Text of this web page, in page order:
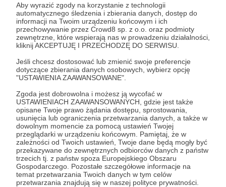
Aby wyrazić zgody na korzystanie z technologii
automatycznego śledzenia i zbierania danych, dostęp do
informacji na Twoim urządzeniu końcowym i ich
przechowywanie przez Crowd8 sp. z o.o. oraz podmioty
zewnętrzne, które wspierają nas w prowadzeniu działalności,
kliknij AKCEPTUJĘ I PRZECHODZĘ DO SERWISU.
Jeśli chcesz dostosować lub zmienić swoje preferencje
dotyczące zbierania danych osobowych, wybierz opcję
"USTAWIENIA ZAAWANSOWANE".
Zgoda jest dobrowolna i możesz ją wycofać w
USTAWIENIACH ZAAWANSOWANYCH, gdzie jest także
opisane Twoje prawo żądania dostępu, sprostowania,
usunięcia lub ograniczenia przetwarzania danych, a także w
dowolnym momencie za pomocą ustawień Twojej
przeglądarki w urządzeniu końcowym. Pamiętaj, że w
zależności od Twoich ustawień, Twoje dane będą mogły być
przekazywane do zewnętrznych odbiorców danych z państw
trzecich tj. z państw spoza Europejskiego Obszaru
Gospodarczego. Pozostałe szczegółowe informacje na
temat przetwarzania Twoich danych w tym celów
przetwarzania znajdują się w naszej polityce prywatności.
40 zł miesięcznie
Dziękuję. Spłaniasz nasze marzenia. I swoje.
Patroni: 10
100 zł miesięcznie
Twoja hojność pomaga nam nieść EDK jeszcze
dalej. Dzięki.